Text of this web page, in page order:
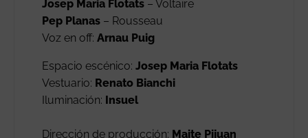
Josep Maria Flotats – Voltaire
Pep Planas – Rousseau
Voz en off: Arnau Puig
Espacio escénico: Josep Maria Flotats
Vestuario: Renato Bianchi
Iluminación: Insuel
Dirección de producción: Maite Pijuan